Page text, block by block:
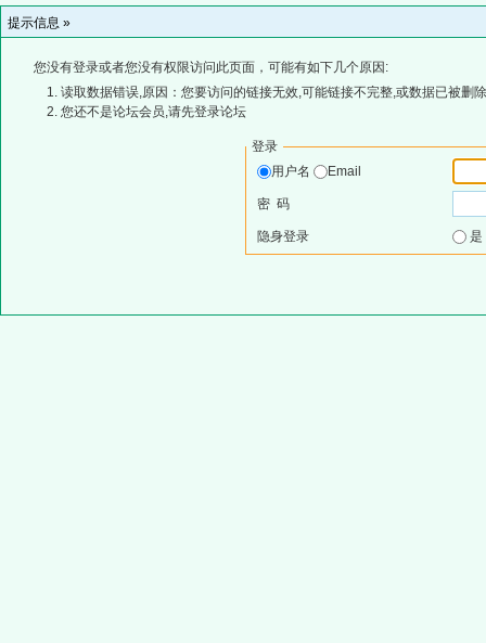
提示信息 »
您没有登录或者您没有权限访问此页面，可能有如下几个原因:
读取数据错误,原因：您要访问的链接无效,可能链接不完整,或数据已被删
您还不是论坛会员,请先登录论坛
登录
用户名
Email
密 码
隐身登录